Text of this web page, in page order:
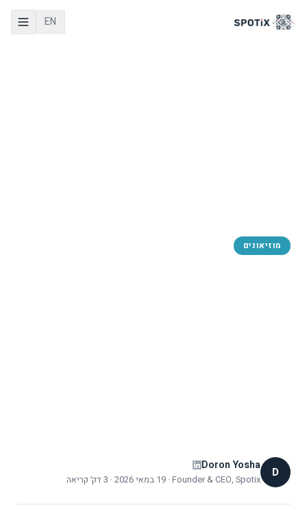
EN
מוזיאונים
D
Doron Yosha
Founder & CEO, Spotix
· 19 במאי 2026 · 3 דק׳ קריאה